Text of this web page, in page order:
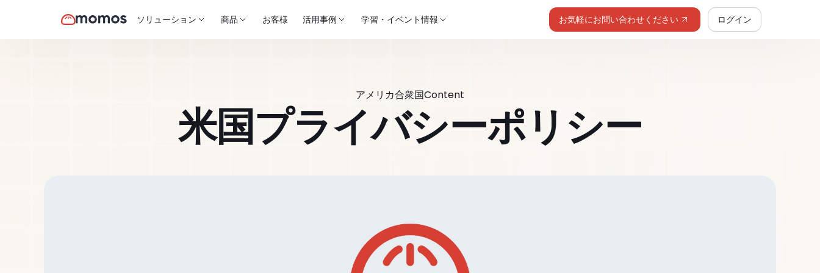
アメリカ合衆国Content
米国プライバシーポリシー
ソリューション 商品 お客様 活用事例 学習・イベント情報 お気軽にお問い合わせください ログイン